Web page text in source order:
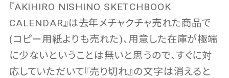
『AKIHIRO NISHINO SKETCHBOOK
CALENDAR』は去年メチャクチャ売れた商品で
(コピー用紙よりも売れた)、用意した在庫が極端
に少ないということは無いと思うので、すぐに対
応していただいて『売り切れ』の文字は消えると